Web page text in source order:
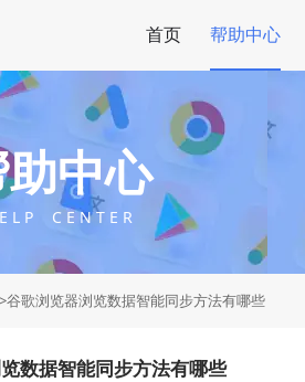
首页 帮助中心
中心
L P C E N T E R
谷歌浏览器浏览数据智能同步方法有哪些
数据智能同步方法有哪些